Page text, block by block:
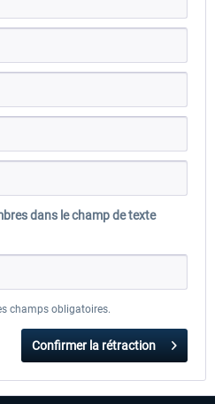
dans le champ de texte
champs obligatoires.
Confirmer la rétraction